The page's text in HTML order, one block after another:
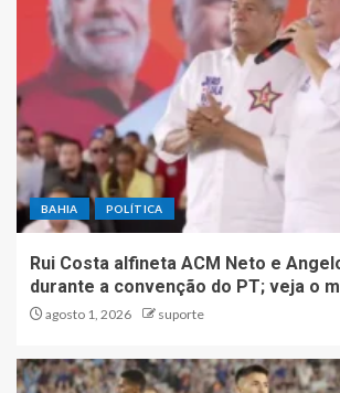
BAHIA POLÍTICA
Rui Costa alfineta ACM Neto e
durante a convenção do PT; veja o
agosto 1, 2026 suporte